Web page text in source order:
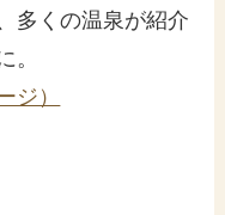
多くの温泉が紹介
。
ジ）